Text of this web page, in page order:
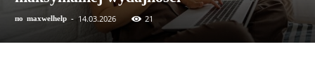
по maxwelhelp - 14.03.2026 21